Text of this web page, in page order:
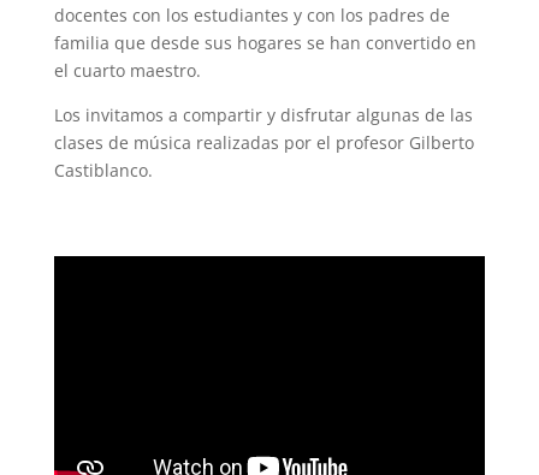
docentes con los estudiantes y con los padres de
familia que desde sus hogares se han convertido en
el cuarto maestro.
Los invitamos a compartir y disfrutar algunas de las
clases de música realizadas por el profesor Gilberto
Castiblanco.